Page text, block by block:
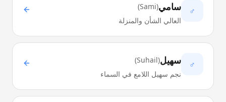
♂ سامي(
Sami
)
العالي الشأن والمنزلة
♂ سهيل(
Suhail
)
نجم سهيل اللامع في السماء